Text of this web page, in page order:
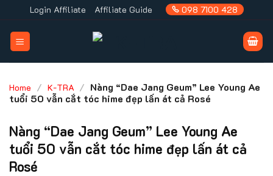
to
content
Login Affiliate Affiliate Guide 098 7100 428
Home / K-TRA / Nàng “Dae Jang Geum” Lee Young Ae
tuổi 50 vẫn cắt tóc hime đẹp lấn át cả Rosé
Nàng “Dae Jang Geum” Lee Young Ae
tuổi 50 vẫn cắt tóc hime đẹp lấn át cả
Rosé